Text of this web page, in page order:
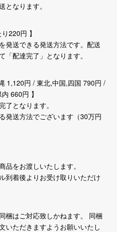
となります。
220円 】
発送できる発送方法です。配送
配達完了」となります。
1,120円 / 東北,中国,四国 790円 /
660円 】
了となります。
発送方法でございます（30万円
品をお渡しいたします。
到着後よりお受け取りいただけ
梱はご対応致しかねます。 同梱
いただきますようお願いいたし